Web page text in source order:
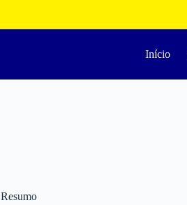
Início
Resumo